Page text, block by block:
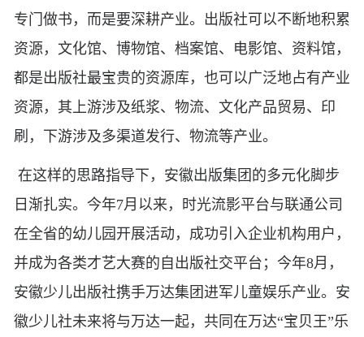
专门做书，而是要深耕产业。出版社可以不断地积累
资源，文化馆、博物馆、档案馆、电影馆、资料馆，
都是出版社最宝贵的资源库，也可以广泛地占有产业
资源，其上游涉及纸浆、物流、文化产品贸易、印
刷，下游涉及多渠道发行、物流等产业。
在这样的思路指导下，安徽出版集团的多元化脚步
日渐扎实。今年7月以来，时光流影平台与联通公司
在全省的幼儿园开展活动，成功引入企业机构用户，
并成为各类才艺大赛的自出版社交平台；今年8月，
安徽少儿出版社携手万达集团进军儿童娱乐产业。安
徽少儿社未来将与万达一起，共同在万达“宝贝王”乐